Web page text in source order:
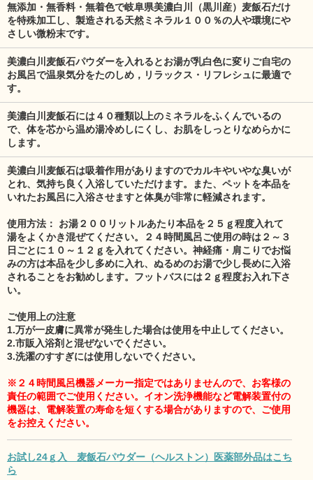
無添加・無香料・無着色で岐阜県美濃白川（黒川産）麦飯石だけ
を特殊加工し、製造される天然ミネラル１００％の人や環境にや
さしい微粉末です。
美濃白川麦飯石パウダーを入れるとお湯が乳白色に変りご自宅の
お風呂で温泉気分をたのしめ，リラックス・リフレシュに最適で
す。
美濃白川麦飯石には４０種類以上のミネラルをふくんでいるの
で、体を芯から温め湯冷めしにくし、お肌をしっとりなめらかに
します。
美濃白川麦飯石は吸着作用がありますのでカルキやいやな臭いが
とれ、気持ち良く入浴していただけます。また、ペットを本品を
いれたお風呂に入浴させますと体臭が非常に軽減されます。
使用方法： お湯２００リットルあたり本品を２５ｇ程度入れて
湯をよくかき混ぜてください。２４時間風呂ご使用の時は２～３
日ごとに１０～１２ｇを入れてください。神経痛・肩こりでお悩
みの方は本品を少し多めに入れ、ぬるめのお湯で少し長めに入浴
されることをお勧めします。フットバスには２ｇ程度お入れ下さ
い。
ご使用上の注意
1.万が一皮膚に異常が発生した場合は使用を中止してください。
2.市販入浴剤と混ぜないでください。
3.洗濯のすすぎには使用しないでください。
※２４時間風呂機器メーカー指定ではありませんので、お客様の
責任の範囲でご使用ください。イオン洗浄機能など電解装置付の
機器は、電解装置の寿命を短くする場合がありますので、ご使用
をお控えください。
お試し24ｇ入 麦飯石パウダー（ヘルストン）医薬部外品はこち
ら